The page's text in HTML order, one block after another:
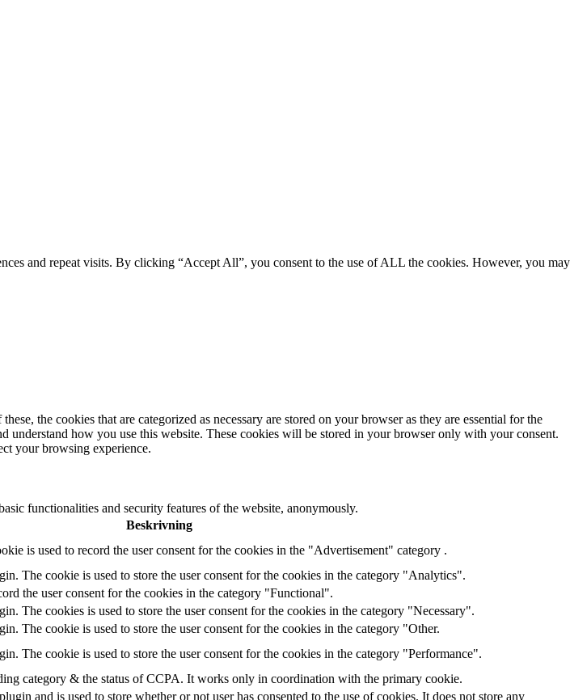
and repeat visits. By clicking “Accept All”, you consent to the use of ALL the cookies. However, you may
the cookies that are categorized as necessary are stored on your browser as they are essential for the
how you use this website. These cookies will be stored in your browser only with your consent.
your browsing experience.
functionalities and security features of the website, anonymously.
Beskrivning
is used to record the user consent for the cookies in the "Advertisement" category .
The cookie is used to store the user consent for the cookies in the category "Analytics".
the user consent for the cookies in the category "Functional".
The cookies is used to store the user consent for the cookies in the category "Necessary".
The cookie is used to store the user consent for the cookies in the category "Other.
The cookie is used to store the user consent for the cookies in the category "Performance".
category & the status of CCPA. It works only in coordination with the primary cookie.
and is used to store whether or not user has consented to the use of cookies. It does not store any